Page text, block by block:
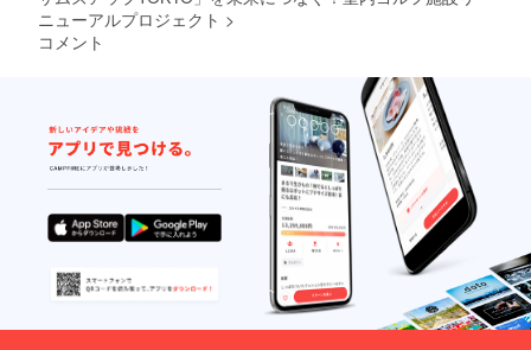
サムズ
アップ
TOKYO
代表よ
り感謝
の気持
ちを
綴った
メッ
セージ
・クラ
ウド
ファン
ディン
してご
利用さ
れる場
合、ト
ラック
マンは
別途料
金がか
かりま
す ・ゴ
ルフゾ
ンでの
ラウン
ドプレ
メッ
修・改
善状況
に関す
る経過
報告 ご
利用条
件： ・
ご自身
でのご
利用時
は、ト
ラック
マンの
使用も
ニューアルプロジェクト >
コメント